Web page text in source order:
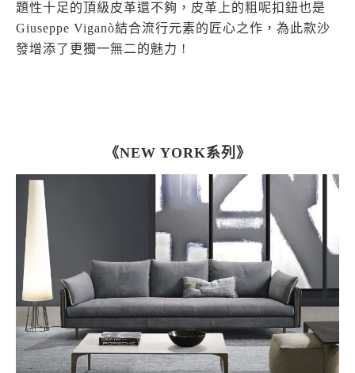
題性十足的頂級皮革還不夠，皮革上的粗呢扣鈕也是
Giuseppe Viganò結合流行元素的匠心之作，為此款沙
發增添了更獨一無二的魅力 !
《NEW YORK系列》